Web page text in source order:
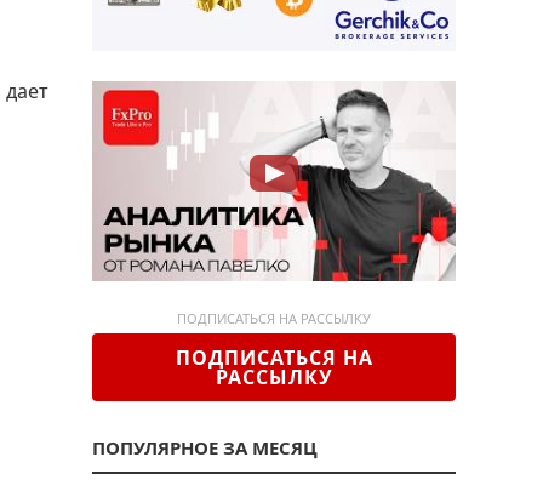
ПОДПИСАТЬСЯ НА РАССЫЛКУ
ПОДПИСАТЬСЯ НА
РАССЫЛКУ
ПОПУЛЯРНОЕ ЗА МЕСЯЦ